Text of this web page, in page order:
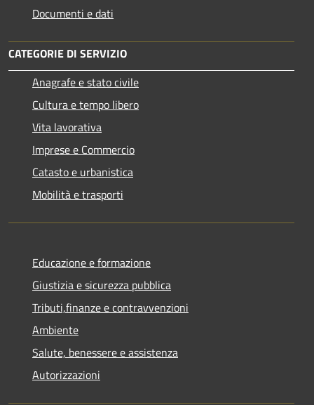
Documenti e dati
CATEGORIE DI SERVIZIO
Anagrafe e stato civile
Cultura e tempo libero
Vita lavorativa
Imprese e Commercio
Catasto e urbanistica
Mobilità e trasporti
Educazione e formazione
Giustizia e sicurezza pubblica
Tributi,finanze e contravvenzioni
Ambiente
Salute, benessere e assistenza
Autorizzazioni